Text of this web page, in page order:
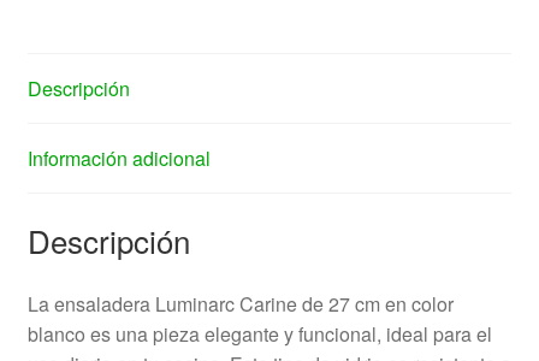
Descripción
Información adicional
Descripción
La ensaladera Luminarc Carine de 27 cm en color
blanco es una pieza elegante y funcional, ideal para el